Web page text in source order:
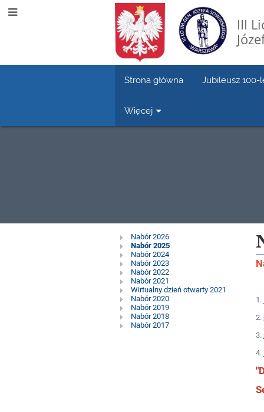
III
Strona główna Jubileusz 100-
Więcej
Nabór
do
Liceum
Nabór 2026
Nabór 2025
Nabór 2024
Nabór 2023
Nabór 2022
Nabór 2021
Wirtualny dzień otwarty 2021
Nabór 2020
Nabór 2019
Nabór 2018
Nabór 2017
1.
2.
3.
4.